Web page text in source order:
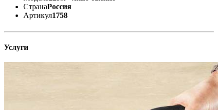
СтранаРоссия
Артикул1758
Услуги